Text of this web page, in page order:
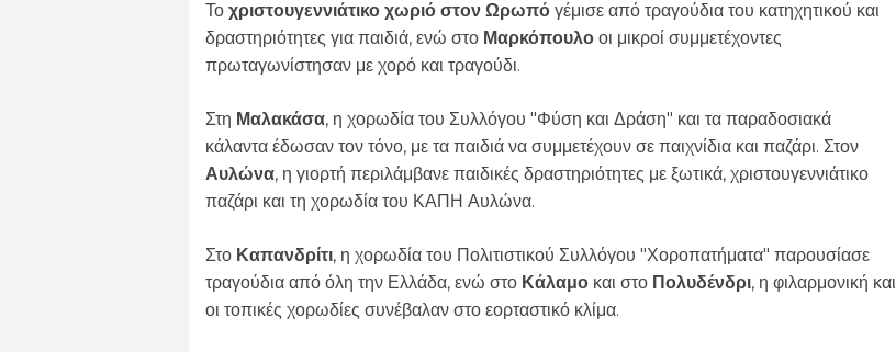
Το χριστουγεννιάτικο χωριό στον Ωρωπό γέμισε από τραγούδια του κατηχητικού και
δραστηριότητες για παιδιά, ενώ στο Μαρκόπουλο οι μικροί συμμετέχοντες
πρωταγωνίστησαν με χορό και τραγούδι.
Στη Μαλακάσα, η χορωδία του Συλλόγου "Φύση και Δράση" και τα παραδοσιακά
κάλαντα έδωσαν τον τόνο, με τα παιδιά να συμμετέχουν σε παιχνίδια και παζάρι. Στον
Αυλώνα, η γιορτή περιλάμβανε παιδικές δραστηριότητες με ξωτικά, χριστουγεννιάτικο
παζάρι και τη χορωδία του ΚΑΠΗ Αυλώνα.
Στο Καπανδρίτι, η χορωδία του Πολιτιστικού Συλλόγου "Χοροπατήματα" παρουσίασε
τραγούδια από όλη την Ελλάδα, ενώ στο Κάλαμο και στο Πολυδένδρι, η φιλαρμονική και
οι τοπικές χορωδίες συνέβαλαν στο εορταστικό κλίμα.